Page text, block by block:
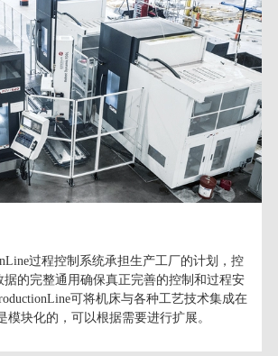
过程控制系统承担生产工厂的计划，控
据的完整通用确保真正完善的控制和过程安
可将机床与各种工艺技术集成在
模块化的，可以根据需要进行扩展。